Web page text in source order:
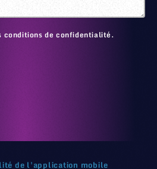
conditions de confidentialité.
de l'application mobile